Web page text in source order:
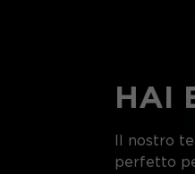
HAI
Il nostro
perfetto